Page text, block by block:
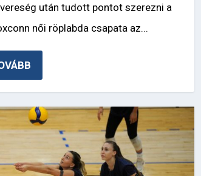
után tudott pontot szerezni a
női röplabda csapata az...